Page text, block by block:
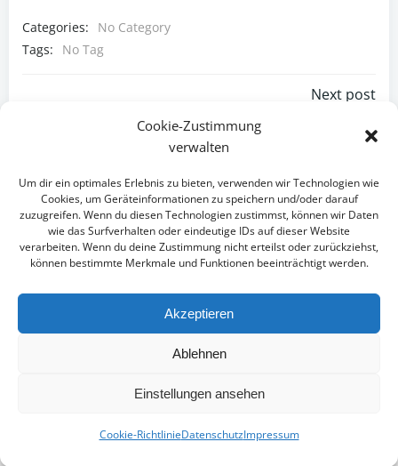
Cookie-Zustimmung
verwalten
Um dir ein optimales Erlebnis zu bieten, verwenden wir Technologien wie
Cookies, um Geräteinformationen zu speichern und/oder darauf
zuzugreifen. Wenn du diesen Technologien zustimmst, können wir Daten
wie das Surfverhalten oder eindeutige IDs auf dieser Website
verarbeiten. Wenn du deine Zustimmung nicht erteilst oder zurückziehst,
können bestimmte Merkmale und Funktionen beeinträchtigt werden.
Akzeptieren
Ablehnen
Einstellungen ansehen
Cookie-RichtlinieDatenschutzImpressum
Categories:
No Category
Tags:
No Tag
navigation
Next post
Comments are closed
© 2026 Sportfreunde Hörn. Created for free using